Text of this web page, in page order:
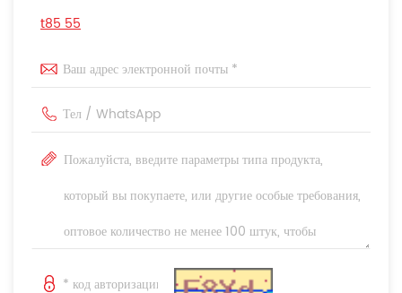
t85 55